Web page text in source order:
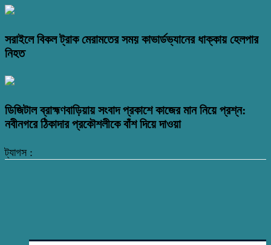
সরাইলে বিকল ট্রাক মেরামতের সময় কাভার্ডভ্যানের ধাক্কায় হেলপার
নিহত
ডিজিটাল ব্রাহ্মণবাড়িয়ায় সংবাদ প্রকাশে কাজের মান নিয়ে প্রশ্ন:
নবীনগরে ঠিকাদার প্রকৌশলীকে বাঁশ দিয়ে দাওয়া
ট্যাগস :